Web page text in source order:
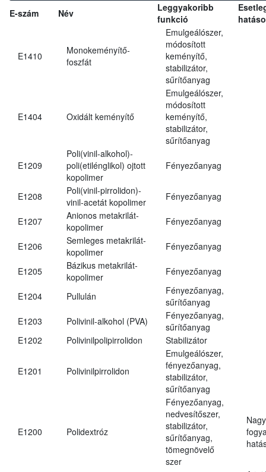
E-szám Név
Leggyakoribb
funkció
E1410
Monokeményítő-
foszfát
Emulgeálószer,
módosított
keményítő,
stabilizátor,
sűrítőanyag
E1404 Oxidált keményítő
Emulgeálószer,
módosított
keményítő,
stabilizátor,
sűrítőanyag
E1209
Poli(vinil-alkohol)-
poli(etilénglikol) ojtott
kopolimer
Fényezőanyag
E1208
Poli(vinil-pirrolidon)-
vinil-acetát kopolimer
Fényezőanyag
E1207
Anionos metakrilát-
kopolimer
Fényezőanyag
E1206
Semleges metakrilát-
kopolimer
Fényezőanyag
E1205
Bázikus metakrilát-
kopolimer
Fényezőanyag
E1204 Pullulán
Fényezőanyag,
sűrítőanyag
E1203
Polivinil-alkohol (PVA)
Fényezőanyag,
sűrítőanyag
E1202
Polivinilpolipirrolidon Stabilizátor
E1201 Polivinilpirrolidon
Emulgeálószer,
fényezőanyag,
stabilizátor,
sűrítőanyag
E1200 Polidextróz
Fényezőanyag,
nedvesítőszer,
stabilizátor,
sűrítőanyag,
tömegnövelő
szer